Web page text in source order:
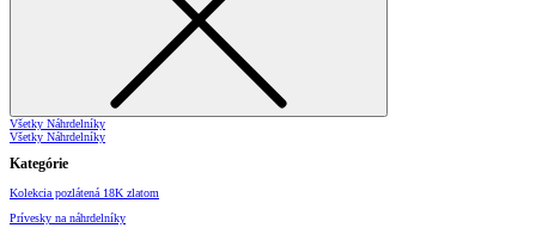
Všetky Náhrdelníky
Všetky Náhrdelníky
Kategórie
Kolekcia pozlátená 18K zlatom
Prívesky na náhrdelníky